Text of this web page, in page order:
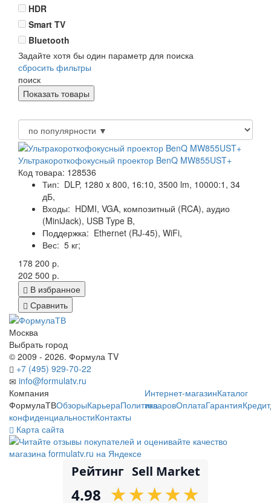
HDR
Smart TV
Bluetooth
Задайте хотя бы один параметр для поиска
сбросить фильтры
поиск
Ультракороткофокусный проектор BenQ MW855UST+
Код товара: 128536
Тип: DLP, 1280 x 800, 16:10, 3500 lm, 10000:1, 34
дБ,
Входы: HDMI, VGA, композитный (RCA), аудио
(MiniJack), USB Type B,
Поддержка: Ethernet (RJ-45), WiFi,
Вес: 5 кг;
178 200 р.
202 500 р.
В избранное
Сравнить
Москва
Выбрать город
© 2009 - 2026. Формула TV
+7 (495) 929-70-22
info@formulatv.ru
Компания
ФормулаТВОбзорыКарьераПолитика
конфиденциальностиКонтакты
Интернет-магазинКаталог
товаровОплатаГарантияКредит
Карта сайта
Рейтинг Sell Market
4.98 ★
★★
★★
★★
★★
★